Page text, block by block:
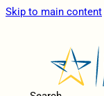
Skip to main content